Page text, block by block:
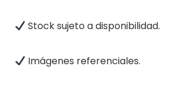
Stock sujeto a disponibilidad.
Imágenes referenciales.